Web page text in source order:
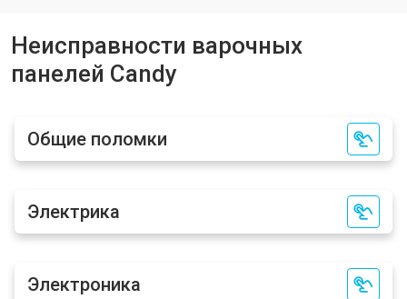
Неисправности варочных
панелей Candy
Общие поломки
Электрика
Электроника